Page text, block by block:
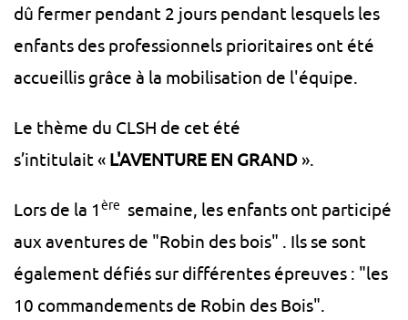
dû fermer pendant 2 jours pendant lesquels les
enfants des professionnels prioritaires ont été
accueillis grâce à la mobilisation de l'équipe.
Le thème du CLSH de cet été
s’intitulait « L'AVENTURE EN GRAND ».
Lors de la 1 ère semaine, les enfants ont participé
aux aventures de "Robin des bois" . Ils se sont
également défiés sur différentes épreuves : "les
10 commandements de Robin des Bois".